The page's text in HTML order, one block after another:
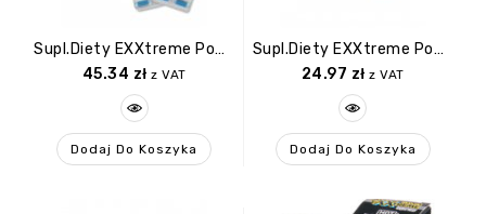
Supl.diety EXXtreme Power Caps 1×10 Stk.
45.34 zł z VAT
Dodaj Do Koszyka
Supl.diety EXXtreme Power Caps 1x5stk.
24.97 zł z VAT
Dodaj Do Koszyka